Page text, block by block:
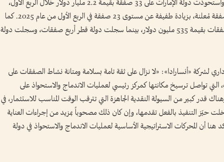
الفترة نفسها من عام 2025. واستحوذت دولة الإمارات على 33 صفقة بقيمة 2.2 مليار دولار خلال الربع الأول،
فيما سجّلت السعودية 24 صفقة مُعلنة، بزيادة طفيفة عن مستوى 23 صفقة في الربع الأول من عام 2025. كما
سجلت سلطنة عُمان سبع صفقات بقيمة 535 مليون دولار، بينما سجلت دولة قطر أربع صفقات، وسجلت دولة
لشركة «أنسارادا»: «لا نزال على ثقة تامة بسلامة ومتانة نشاط الصفقات على
التي تواصل ترسيخ مكانتها كمركز رئيسي لعمليات الاندماج والاستحواذ على
قدر كبير من السيولة النقدية الجاهزة التي تترقب الوقت المناسب للاستثمار، في
حيّز التنفيذ بالفعل تقدمها، وإن كان ذلك مصحوباً بمزيد من إجراءات العناية
هنا أن المحركات الاستراتيجية الأساسية لعمليات الاندماج والاستحواذ في دولة